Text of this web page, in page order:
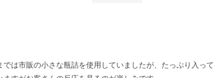
は市販の小さな瓶詰を使用していましたが、たっぷり入っ